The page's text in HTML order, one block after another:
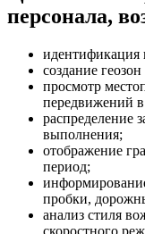
персонала,
идентификация
создание
просмотр
передвижений
распределение
выполнения;
отображение
период;
пробки,
анализ стиля
скоростного